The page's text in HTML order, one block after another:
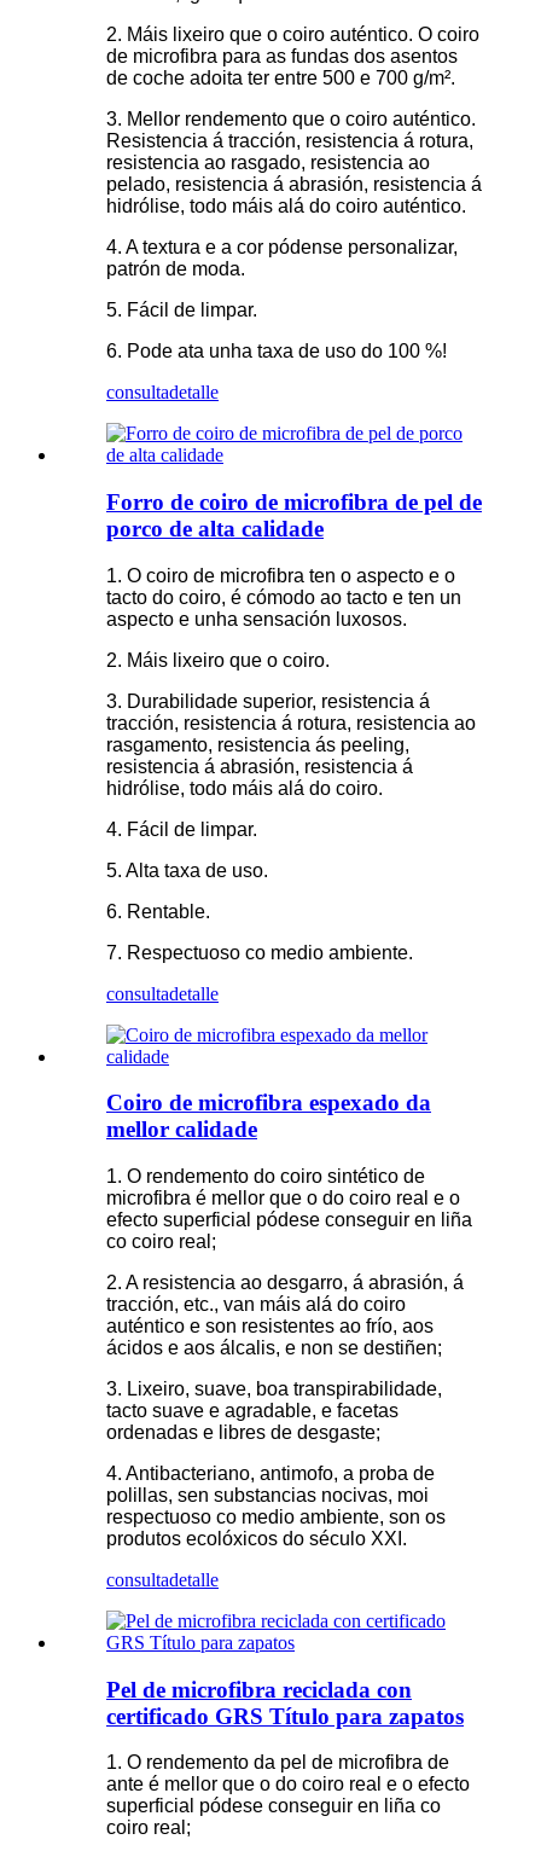
2. Máis lixeiro que o coiro auténtico. O coiro
de microfibra para as fundas dos asentos
de coche adoita ter entre 500 e 700 g/m².
3. Mellor rendemento que o coiro auténtico.
Resistencia á tracción, resistencia á rotura,
resistencia ao rasgado, resistencia ao
pelado, resistencia á abrasión, resistencia á
hidrólise, todo máis alá do coiro auténtico.
4. A textura e a cor pódense personalizar,
patrón de moda.
5. Fácil de limpar.
6. Pode ata unha taxa de uso do 100 %!
consultadetalle
Forro de coiro de microfibra de pel de
porco de alta calidade
1. O coiro de microfibra ten o aspecto e o
tacto do coiro, é cómodo ao tacto e ten un
aspecto e unha sensación luxosos.
2. Máis lixeiro que o coiro.
3. Durabilidade superior, resistencia á
tracción, resistencia á rotura, resistencia ao
rasgamento, resistencia ás peeling,
resistencia á abrasión, resistencia á
hidrólise, todo máis alá do coiro.
4. Fácil de limpar.
5. Alta taxa de uso.
6. Rentable.
7. Respectuoso co medio ambiente.
consultadetalle
Coiro de microfibra espexado da
mellor calidade
1. O rendemento do coiro sintético de
microfibra é mellor que o do coiro real e o
efecto superficial pódese conseguir en liña
co coiro real;
2. A resistencia ao desgarro, á abrasión, á
tracción, etc., van máis alá do coiro
auténtico e son resistentes ao frío, aos
ácidos e aos álcalis, e non se destiñen;
3. Lixeiro, suave, boa transpirabilidade,
tacto suave e agradable, e facetas
ordenadas e libres de desgaste;
4. Antibacteriano, antimofo, a proba de
polillas, sen substancias nocivas, moi
respectuoso co medio ambiente, son os
produtos ecolóxicos do século XXI.
consultadetalle
Pel de microfibra reciclada con
certificado GRS Título para zapatos
1. O rendemento da pel de microfibra de
ante é mellor que o do coiro real e o efecto
superficial pódese conseguir en liña co
coiro real;